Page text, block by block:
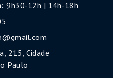
9h30-12h | 14h-18h
215, Cidade
Paulo